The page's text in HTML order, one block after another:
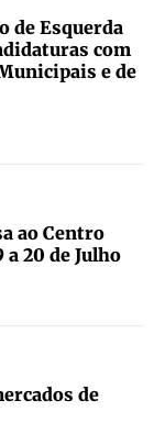
de Esquerda
com
e de
ao Centro
20 de Julho
de